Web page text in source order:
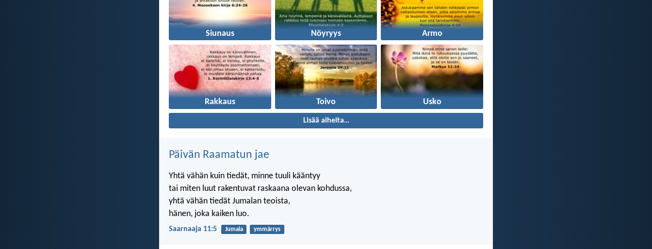
Siunaus Nöyryys Armo
Rakkaus Toivo Usko
Lisää aiheita…
Päivän Raamatun jae
Yhtä vähän kuin tiedät, minne tuuli kääntyy
tai miten luut rakentuvat raskaana olevan kohdussa,
yhtä vähän tiedät Jumalan teoista,
hänen, joka kaiken luo.
Saarnaaja 11:5 Jumala ymmärrys